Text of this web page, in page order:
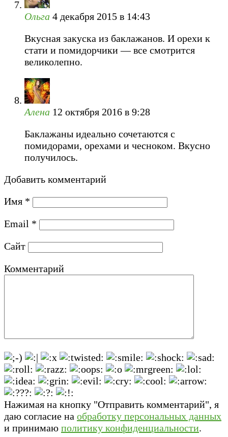
Ольга 4 декабря 2015 в 14:43
Вкусная закуска из баклажанов. И орехи к
стати и помидорчики — все смотрится
великолепно.
Алена 12 октября 2016 в 9:28
Баклажаны идеально сочетаются с
помидорами, орехами и чесноком. Вкусно
получилось.
Добавить комментарий
Имя *
Email *
Сайт
Комментарий
Нажимая на кнопку "Отправить комментарий", я
даю согласие на обработку персональных данных
и принимаю политику конфиденциальности.